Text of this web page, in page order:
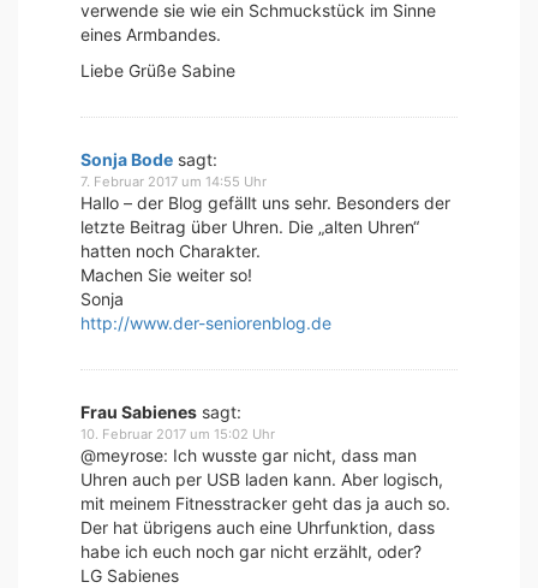
verwende sie wie ein Schmuckstück im Sinne
eines Armbandes.
Liebe Grüße Sabine
Sonja Bode sagt:
7. Februar 2017 um 14:55 Uhr
Hallo – der Blog gefällt uns sehr. Besonders der
letzte Beitrag über Uhren. Die „alten Uhren“
hatten noch Charakter.
Machen Sie weiter so!
Sonja
http://www.der-seniorenblog.de
Frau Sabienes sagt:
10. Februar 2017 um 15:02 Uhr
@meyrose: Ich wusste gar nicht, dass man
Uhren auch per USB laden kann. Aber logisch,
mit meinem Fitnesstracker geht das ja auch so.
Der hat übrigens auch eine Uhrfunktion, dass
habe ich euch noch gar nicht erzählt, oder?
LG Sabienes